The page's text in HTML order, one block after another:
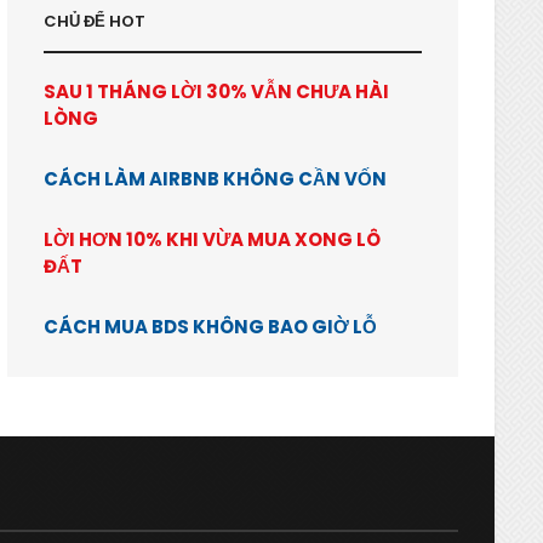
CHỦ ĐỂ HOT
SAU 1 THÁNG LỜI 30% VẪN CHƯA HÀI
LÒNG
CÁCH LÀM AIRBNB KHÔNG CẦN VỐN
LỜI HƠN 10% KHI VỪA MUA XONG LÔ
ĐẤT
CÁCH MUA BDS KHÔNG BAO GIỜ LỖ